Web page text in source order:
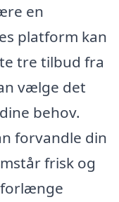
en
platform kan
tre tilbud fra
vælge det
behov.
forvandle din
frisk og
forlænge